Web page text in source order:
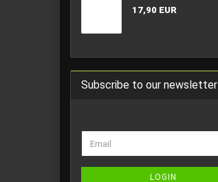
17,90 EUR
Subscribe to our newsletter
TO
Email
LOGIN